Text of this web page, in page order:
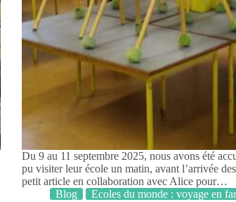
Du 9 au 11 septembre 2025, nous avons été
pu visiter leur école un matin, avant l’arrivée
petit article en collaboration avec Alice pour…
Blog
Ecoles du monde : voyage en